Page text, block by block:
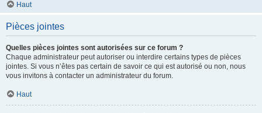
Haut
Pièces jointes
Quelles pièces jointes sont autorisées sur ce forum ?
Chaque administrateur peut autoriser ou interdire certains types de pièces
jointes. Si vous n’êtes pas certain de savoir ce qui est autorisé ou non, nous
vous invitons à contacter un administrateur du forum.
Haut